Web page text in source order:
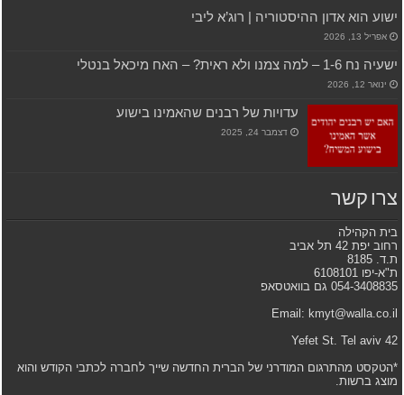
ישוע הוא אדון ההיסטוריה | רוג’א ליבי
אפריל 13, 2026
ישעיה נח 1-6 – למה צמנו ולא ראית? – האח מיכאל בנטלי
ינואר 12, 2026
עדויות של רבנים שהאמינו בישוע
דצמבר 24, 2025
צרו קשר
בית הקהילה
רחוב יפת 42 תל אביב
ת.ד. 8185
ת"א-יפו 6108101
054-3408835 גם בוואטסאפ
Email: kmyt@walla.co.il
42 Yefet St. Tel aviv
*הטקסט מהתרגום המודרני של הברית החדשה שייך לחברה לכתבי הקודש והוא
מוצג ברשות.